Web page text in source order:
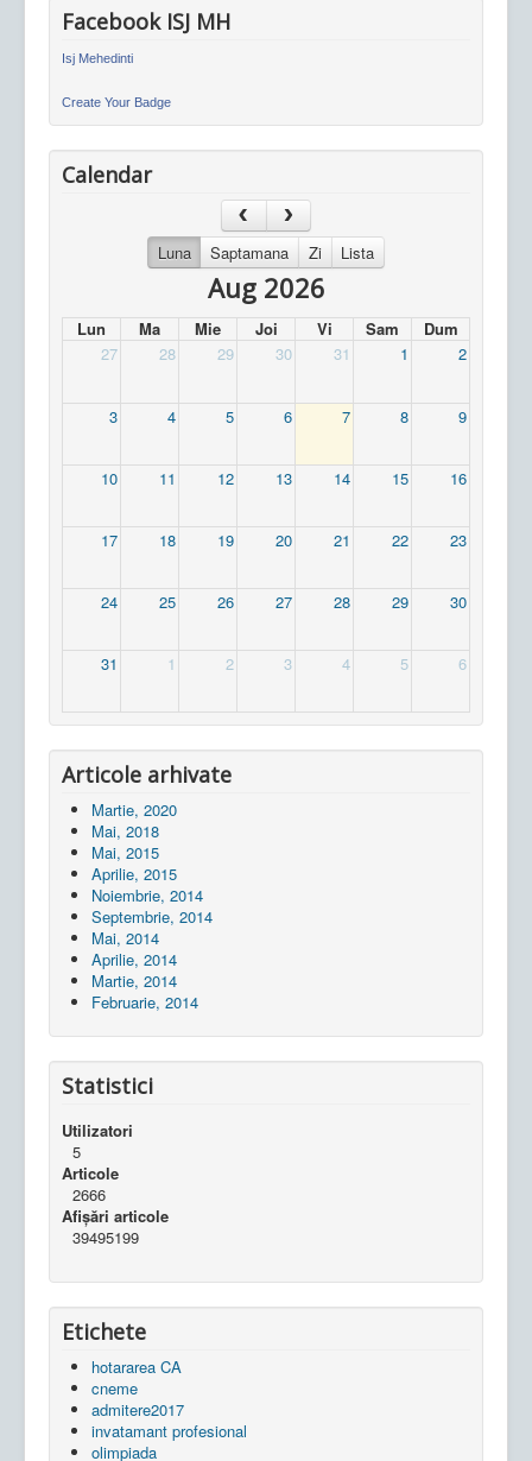
Facebook ISJ MH
Isj Mehedinti
Create Your Badge
Calendar
Luna Saptamana Zi Lista
Aug 2026
Lun Ma Mie Joi Vi Sam
Dum
27
28 29 30 31 1 2
3 4 5 6 7 8 9
10 11 12 13 14 15 16
17 18 19 20 21 22 23
24 25 26 27 28 29 30
31 1 2 3 4 5 6
Articole arhivate
Martie, 2020
Mai, 2018
Mai, 2015
Aprilie, 2015
Noiembrie, 2014
Septembrie, 2014
Mai, 2014
Aprilie, 2014
Martie, 2014
Februarie, 2014
Statistici
Utilizatori
5
Articole
2666
Afișări articole
39495199
Etichete
hotararea CA
cneme
admitere2017
invatamant profesional
olimpiada